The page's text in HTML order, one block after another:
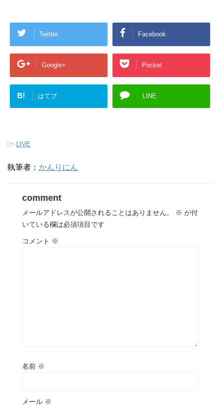
Twitter Facebook
Google+ Pocket
B! はてブ LINE
-LIVE
執筆者： かんりにん
comment
メールアドレスが公開されることはありません。 ※ が付
いている欄は必須項目です
コメント ※
名前 ※
メール ※